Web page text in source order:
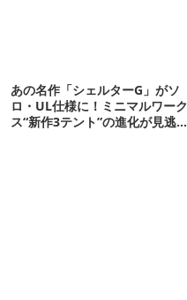
あの名作「シェルターG」がソ
ロ・UL仕様に！ミニマルワーク
ス“新作3テント”の進化が見逃せ